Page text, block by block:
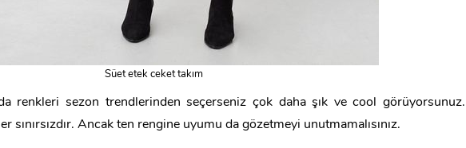
Süet etek ceket takım
renkleri sezon trendlerinden seçerseniz çok daha şık ve cool görüyorsunuz.
sınırsızdır. Ancak ten rengine uyumu da gözetmeyi unutmamalısınız.